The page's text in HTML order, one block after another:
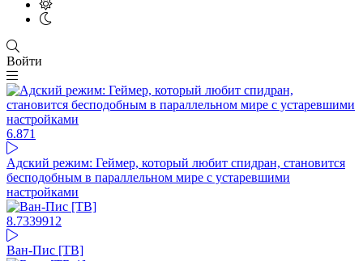
Войти
6.871
Адский режим: Геймер, который любит спидран, становится
бесподобным в параллельном мире с устаревшими
настройками
8.7339912
Ван-Пис [ТВ]